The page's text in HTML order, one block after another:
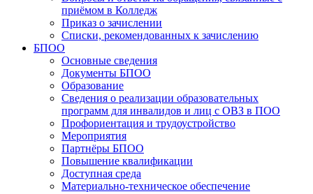
приёмом в Колледж
Приказ о зачислении
Списки, рекомендованных к зачислению
БПОО
Основные сведения
Документы БПОО
Образование
Сведения о реализации образовательных
программ для инвалидов и лиц с ОВЗ в ПОО
Профориентация и трудоустройство
Мероприятия
Партнёры БПОО
Повышение квалификации
Доступная среда
Материально-техническое обеспечение